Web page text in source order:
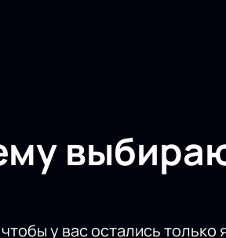
на балет «По ту сторону греха» вы
официальные билеты от
у вас остались только